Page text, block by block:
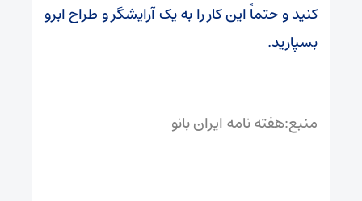
کنید و حتماً این کار را به یک آرایشگر و طراح ابرو
بسپارید.
منبع:هفته نامه ایران بانو